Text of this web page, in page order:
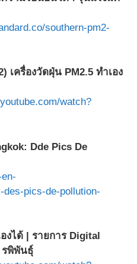
southern-pm2-
เครื่องวัดฝุ่น PM2.5 ทำเอง
watch?
Dde Pics De
des-pics-de-pollution-
งได้ | รายการ Digital
รพิพันธุ์